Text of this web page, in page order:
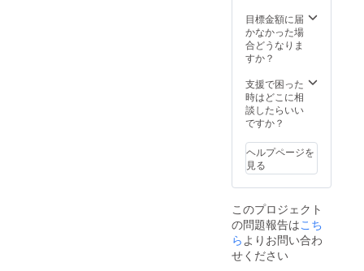
目標金額に届
かなかった場
合どうなりま
すか？
支援で困った
時はどこに相
談したらいい
ですか？
ヘルプページを
見る
このプロジェクト
の問題報告はこち
ら よりお問い合わ
せください